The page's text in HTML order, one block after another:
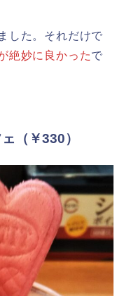
した。それだけで
絶妙に良かったで
（￥330）